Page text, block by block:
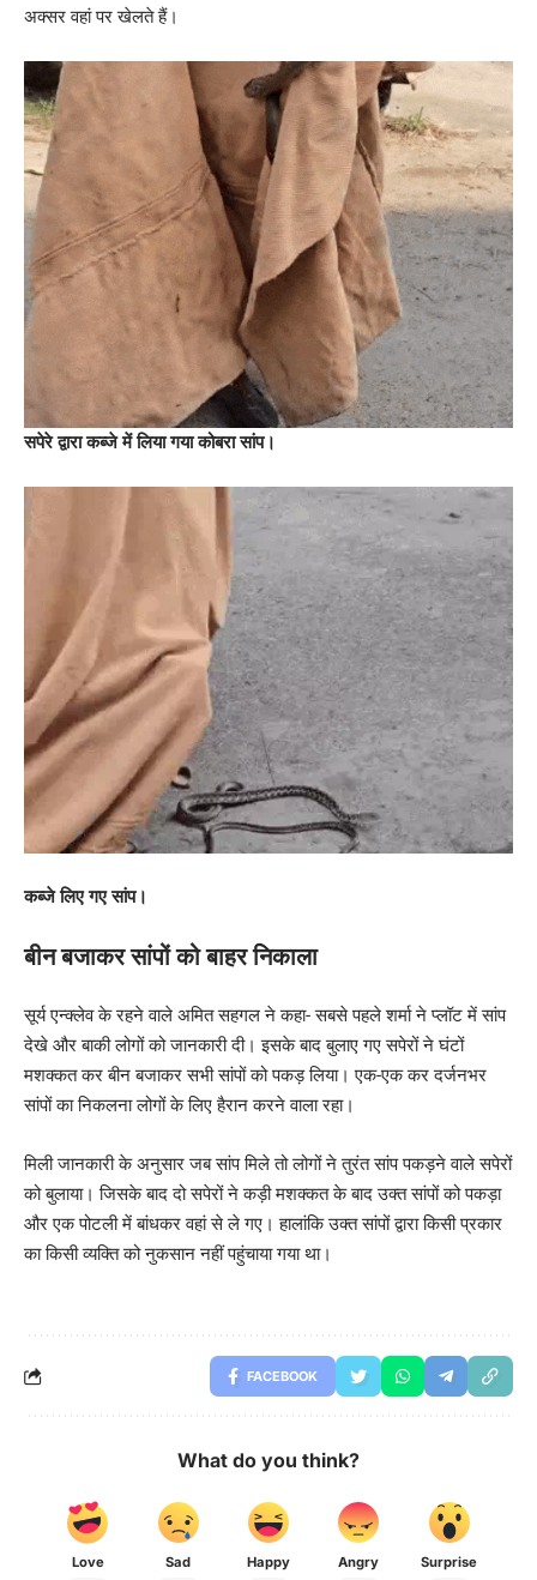
अक्सर वहां पर खेलते हैं।
सपेरे द्वारा कब्जे में लिया गया कोबरा सांप।
कब्जे लिए गए सांप।
बीन बजाकर सांपों को बाहर निकाला
सूर्य एन्क्लेव के रहने वाले अमित सहगल ने कहा- सबसे पहले शर्मा ने प्लॉट में सांप
देखे और बाकी लोगों को जानकारी दी। इसके बाद बुलाए गए सपेरों ने घंटों
मशक्कत कर बीन बजाकर सभी सांपों को पकड़ लिया। एक-एक कर दर्जनभर
सांपों का निकलना लोगों के लिए हैरान करने वाला रहा।
मिली जानकारी के अनुसार जब सांप मिले तो लोगों ने तुरंत सांप पकड़ने वाले सपेरों
को बुलाया। जिसके बाद दो सपेरों ने कड़ी मशक्कत के बाद उक्त सांपों को पकड़ा
और एक पोटली में बांधकर वहां से ले गए। हालांकि उक्त सांपों द्वारा किसी प्रकार
का किसी व्यक्ति को नुकसान नहीं पहुंचाया गया था।
FACEBOOK
What do you think?
Love Sad Happy Angry Surprise